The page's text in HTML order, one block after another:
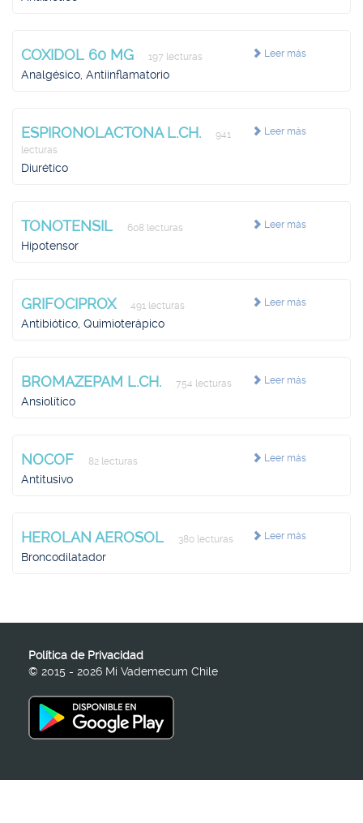
Leer más
COXIDOL 60 MG 197 lecturas
Analgésico, Antiinflamatorio
Leer más
ESPIRONOLACTONA L.CH.
941
lecturas
Diurético
Leer más
TONOTENSIL 608 lecturas
Hipotensor
Leer más
GRIFOCIPROX 491 lecturas
Antibiótico, Quimioterápico
Leer más
BROMAZEPAM L.CH. 754 lecturas
Ansiolítico
Leer más
NOCOF 82 lecturas
Antitusivo
Leer más
HEROLAN AEROSOL 380 lecturas
Broncodilatador
Política de Privacidad
© 2015 - 2026 Mi Vademecum Chile